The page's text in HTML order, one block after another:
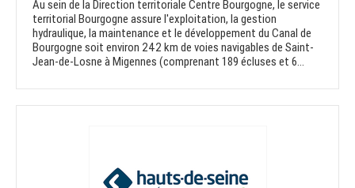
Au sein de la Direction territoriale Centre Bourgogne, le service
territorial Bourgogne assure l'exploitation, la gestion
hydraulique, la maintenance et le développement du Canal de
Bourgogne soit environ 242 km de voies navigables de Saint-
Jean-de-Losne à Migennes (comprenant 189 écluses et 6...